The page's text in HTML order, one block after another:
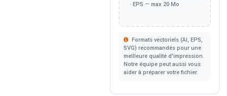
· EPS — max 20 Mo
Formats vectoriels (AI, EPS,
SVG) recommandés pour une
meilleure qualité d'impression.
Notre équipe peut aussi vous
aider à préparer votre fichier.